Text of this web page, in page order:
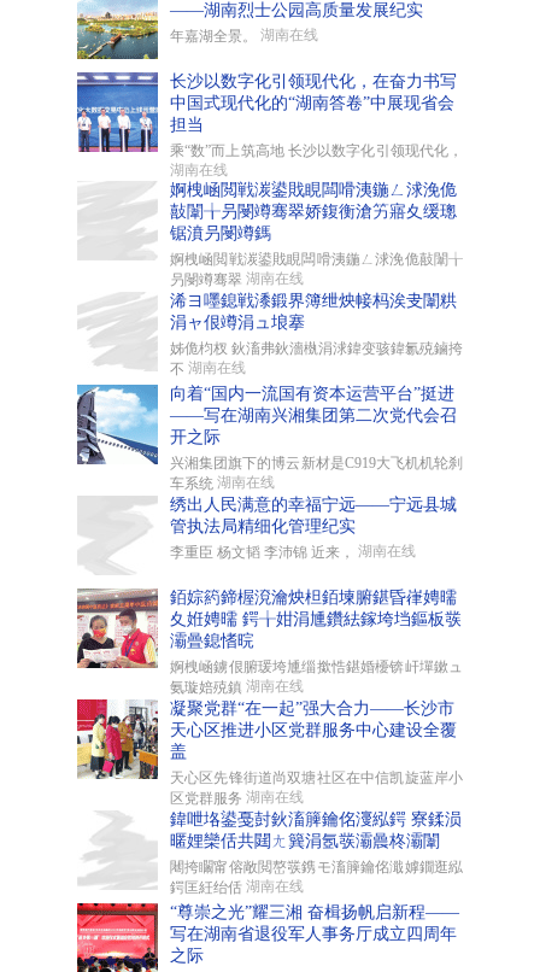
——湖南烈士公园高质量发展纪实
年嘉湖全景。 湖南在线
长沙以数字化引领现代化，在奋力书写
中国式现代化的“湖南答卷”中展现省会
担当
乘“数”而上筑高地 长沙以数字化引领现代化，
湖南在线
婀栧崡閲戦湠鍙戝睍闆嗗洟鍦ㄥ浗浼佹
敼闈╁叧閿竴骞翠娇鍑衡滄竻寤夊缓璁
锯濆叧閿竴鎷
婀栧崡閲戦湠鍙戝睍闆嗗洟鍦ㄥ浗浼佹敼闈╁
叧閿竴骞翠 湖南在线
浠ヨ嚜鎴戦潻鍛界簿绁炴帹杩涘叏闈粠
涓ャ佷竴涓ュ埌搴
姊佹枃杈 鈥滀弗鈥濇槸涓浗鍏变骇鍏氱殑鏀挎
不 湖南在线
向着“国内一流国有资本运营平台”挺进
——写在湖南兴湘集团第二次党代会召
开之际
兴湘集团旗下的博云新材是C919大飞机机轮刹
车系统 湖南在线
绣出人民满意的幸福宁远——宁远县城
管执法局精细化管理纪实
李重臣 杨文韬 李沛锦 近来， 湖南在线
銆婃箹鍗楃渷瀹炴柦銆堜腑鍖昏嵂娉曘
夊姙娉曘 鍔╁姏涓尰鑽紶鎵垮垱鏂板彂
灞曡鎴愭晥
婀栧崡鐪佷腑瑗垮尰缁撳悎鍖婚櫌锛屽墠鏉ュ
氨璇婄殑鎮 湖南在线
凝聚党群“在一起”强大合力——长沙市
天心区推进小区党群服务中心建设全覆
盖
天心区先锋街道尚双塘社区在中信凯旋蓝岸小
区党群服务 湖南在线
鍏呭垎鍙戞尌鈥滀簲鑰佲濅紭鍔 寮鍒涢
暱娌欒佸共閮ㄤ簨涓氬彂灞曟柊灞闈
闀挎矙甯傛敞閲嶅彂鎸モ滀簲鑰佲濈嫭鐗逛紭
鍔匡紝绐佸 湖南在线
“尊崇之光”耀三湘 奋楫扬帆启新程——
写在湖南省退役军人事务厅成立四周年
之际